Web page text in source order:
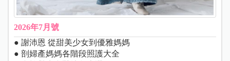
2026年7月號
● 謝沛恩 從甜美少女到優雅媽媽
● 剖婦產媽媽各階段照護大全